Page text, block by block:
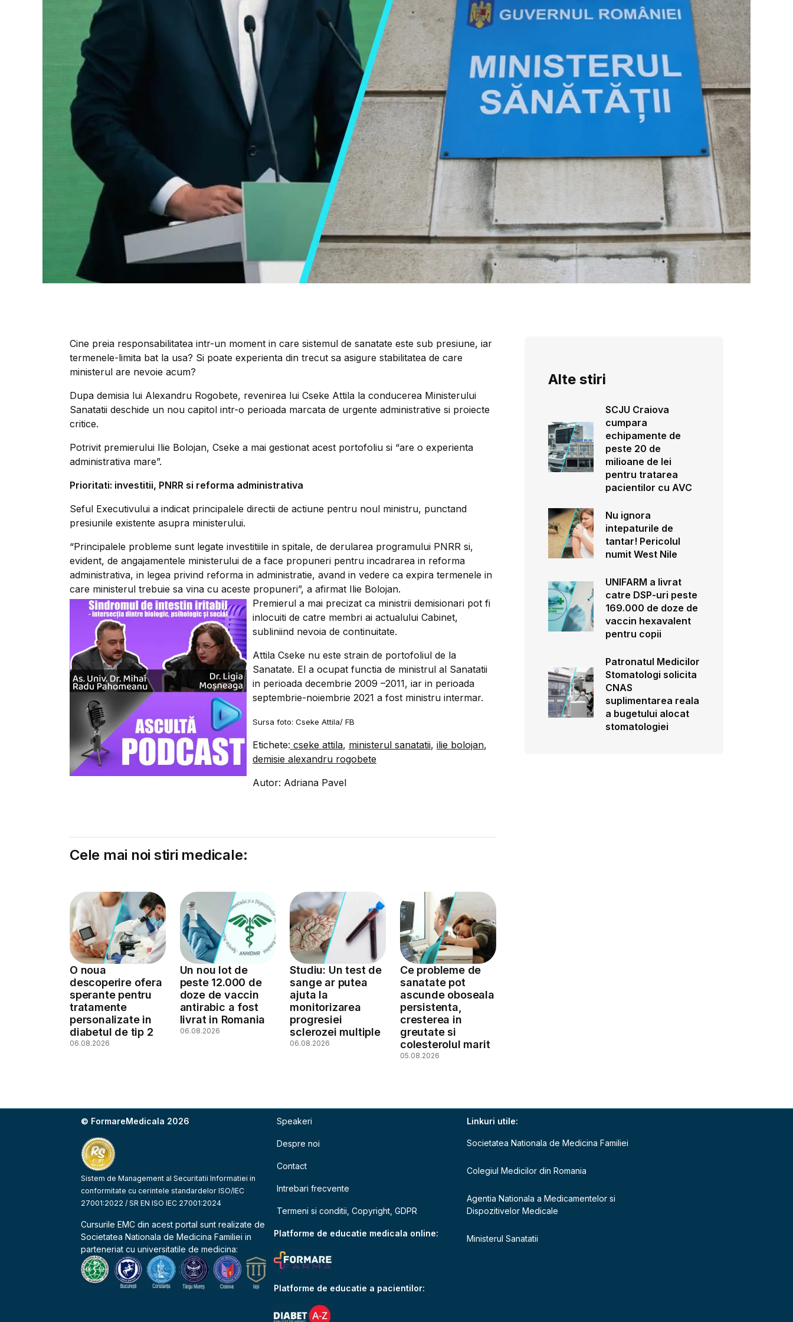
Cine preia responsabilitatea intr-un moment in care sistemul de sanatate este sub presiune, iar
termenele-limita bat la usa? Si poate experienta din trecut sa asigure stabilitatea de care
ministerul are nevoie acum?
Dupa demisia lui Alexandru Rogobete, revenirea lui Cseke Attila la conducerea Ministerului
Sanatatii deschide un nou capitol intr-o perioada marcata de urgente administrative si proiecte
critice.
Potrivit premierului Ilie Bolojan, Cseke a mai gestionat acest portofoliu si “are o experienta
administrativa mare”.
Prioritati: investitii, PNRR si reforma administrativa
Seful Executivului a indicat principalele directii de actiune pentru noul ministru, punctand
presiunile existente asupra ministerului.
“Principalele probleme sunt legate investitiile in spitale, de derularea programului PNRR si,
evident, de angajamentele ministerului de a face propuneri pentru incadrarea in reforma
administrativa, in legea privind reforma in administratie, avand in vedere ca expira termenele in
care ministerul trebuie sa vina cu aceste propuneri”, a afirmat Ilie Bolojan.
Premierul a mai precizat ca ministrii demisionari pot fi
inlocuiti de catre membri ai actualului Cabinet,
subliniind nevoia de continuitate.
Attila Cseke nu este strain de portofoliul de la
Sanatate. El a ocupat functia de ministrul al Sanatatii
in perioada decembrie 2009 –2011, iar in perioada
septembrie-noiembrie 2021 a fost ministru intermar.
Sursa foto: Cseke Attila/ FB
Etichete: cseke attila, ministerul sanatatii, ilie bolojan,
demisie alexandru rogobete
Autor: Adriana Pavel
Cele mai noi stiri medicale:
O noua
descoperire ofera
sperante pentru
tratamente
personalizate in
diabetul de tip 2
06.08.2026
Un nou lot de
peste 12.000 de
doze de vaccin
antirabic a fost
livrat in Romania
06.08.2026
Studiu: Un test de
sange ar putea
ajuta la
monitorizarea
progresiei
sclerozei multiple
06.08.2026
Ce probleme de
sanatate pot
ascunde oboseala
persistenta,
cresterea in
greutate si
colesterolul marit
05.08.2026
Alte stiri
SCJU Craiova
cumpara
echipamente de
peste 20 de
milioane de lei
pentru tratarea
pacientilor cu AVC
Nu ignora
intepaturile de
tantar! Pericolul
numit West Nile
UNIFARM a livrat
catre DSP-uri peste
169.000 de doze de
vaccin hexavalent
pentru copii
Patronatul Medicilor
Stomatologi solicita
CNAS
suplimentarea reala
a bugetului alocat
stomatologiei
© FormareMedicala 2026
Sistem de Management al Securitatii Informatiei in
conformitate cu cerintele standardelor ISO/IEC
27001:2022 / SR EN ISO IEC 27001:2024
Cursurile EMC din acest portal sunt realizate de
Societatea Nationala de Medicina Familiei in
parteneriat cu universitatile de medicina:
Speakeri
Despre noi
Contact
Intrebari frecvente
Termeni si conditii, Copyright, GDPR
Platforme de educatie medicala online:
Platforme de educatie a pacientilor:
Linkuri utile:
Societatea Nationala de Medicina Familiei
Colegiul Medicilor din Romania
Agentia Nationala a Medicamentelor si
Dispozitivelor Medicale
Ministerul Sanatatii